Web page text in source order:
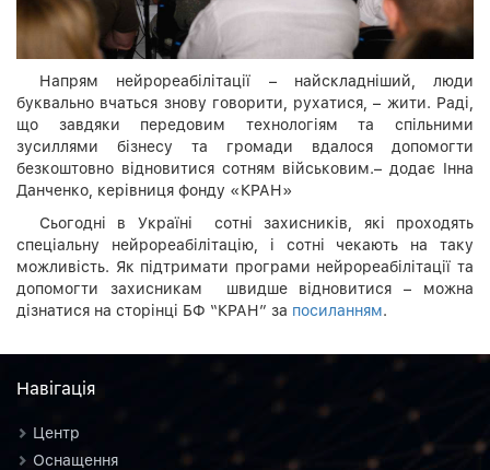
Напрям нейрореабілітації – найскладніший, люди
буквально вчаться знову говорити, рухатися, – жити. Раді,
що завдяки передовим технологіям та спільними
зусиллями бізнесу та громади вдалося допомогти
безкоштовно відновитися сотням військовим.– додає Інна
Данченко, керівниця фонду «КРАН»
Сьогодні в Україні сотні захисників, які проходять
спеціальну нейрореабілітацію, і сотні чекають на таку
можливість. Як підтримати програми нейрореабілітації та
допомогти захисникам швидше відновитися – можна
дізнатися на сторінці БФ “КРАН” за посиланням.
Навiгацiя
Центр
Оснащення